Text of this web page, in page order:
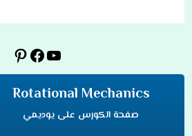
يوتيوبفيسبوكبينتريست
Rotational Mechanics
صفحة الكورس على يوديمي